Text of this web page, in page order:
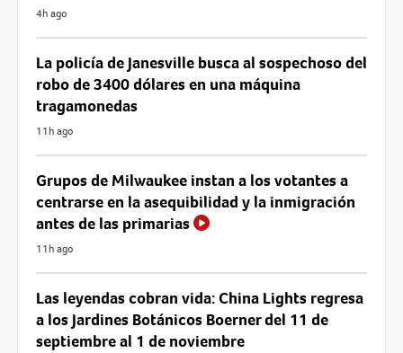
4h ago
La policía de Janesville busca al sospechoso del
robo de 3400 dólares en una máquina
tragamonedas
11h ago
Grupos de Milwaukee instan a los votantes a
centrarse en la asequibilidad y la inmigración
antes de las primarias
11h ago
Las leyendas cobran vida: China Lights regresa
a los Jardines Botánicos Boerner del 11 de
septiembre al 1 de noviembre